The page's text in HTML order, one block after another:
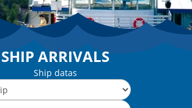
SHIP ARRIVALS
Ship datas